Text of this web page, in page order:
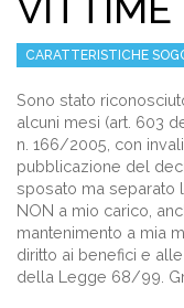
VITTIME
CARATTERISTICHE
Sono stato
alcuni mesi (art. 603
n. 166/2005, con
pubblicazione del
sposato ma separato
NON a mio carico,
mantenimento a mia
diritto ai benefici e
della Legge 68/99.